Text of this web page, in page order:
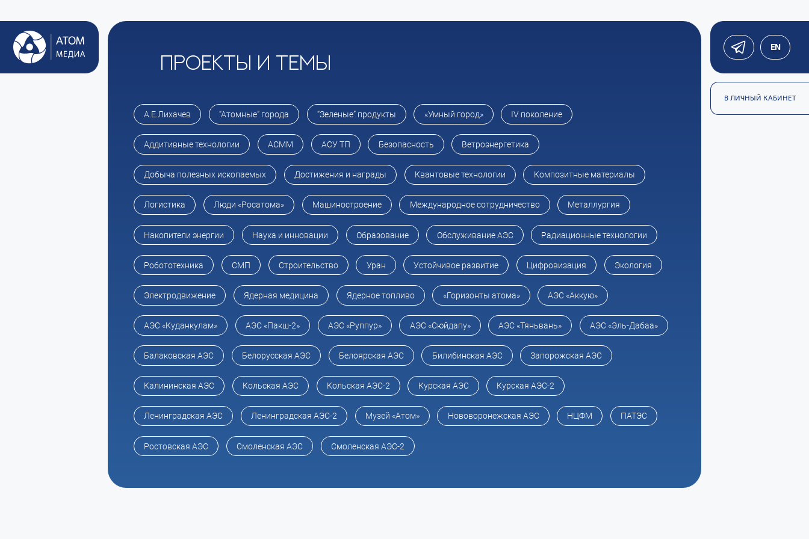
EN
В ЛИЧНЫЙ КАБИНЕТ
Проекты и темы
А.Е.Лихачев “Атомные” города “Зеленые” продукты «Умный город» IV поколение
Аддитивные технологии АСММ АСУ ТП Безопасность Ветроэнергетика
Добыча полезных ископаемых Достижения и награды Квантовые технологии Композитные материалы
Логистика Люди «Росатома» Машиностроение Международное сотрудничество Металлургия
Накопители энергии Наука и инновации Образование Обслуживание АЭС Радиационные технологии
Робототехника СМП Строительство Уран Устойчивое развитие Цифровизация Экология
Электродвижение Ядерная медицина Ядерное топливо «Горизонты атома» АЭС «Аккую»
АЭС «Куданкулам» АЭС «Пакш-2» АЭС «Руппур» АЭС «Сюйдапу» АЭС «Тяньвань» АЭС «Эль-Дабаа»
Балаковская АЭС Белорусская АЭС Белоярская АЭС Билибинская АЭС Запорожская АЭС
Калининская АЭС Кольская АЭС Кольская АЭС-2 Курская АЭС Курская АЭС-2
Ленинградская АЭС Ленинградская АЭС-2 Музей «Атом» Нововоронежская АЭС НЦФМ ПАТЭС
Ростовская АЭС Смоленская АЭС Смоленская АЭС-2